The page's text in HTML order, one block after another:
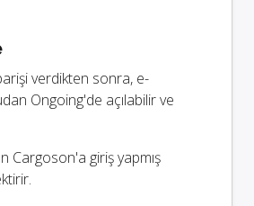
verdikten sonra, e-
Ongoing'de açılabilir ve
Cargoson'a giriş yapmış